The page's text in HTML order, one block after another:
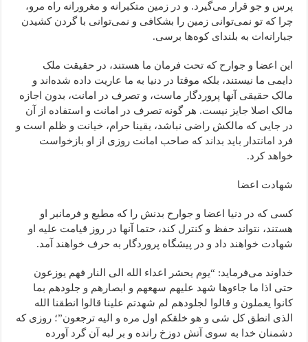
پرس و جو قرار می‌گیرد. و در زمین متکبرانه و مغرورانه راه مرو،
چرا که تو نمی‌توانی زمین را بشکافی و نمی‌توانی با گردن کشیدن
جبارانه‌ات به بلندای کوه‌ها برسی.
این اعضا و جوارح که تحت فرمان ما هستند، در حقیقت ملک
دایمی ما نیستند، بلکه موقتا در دنیا به ما عاریت داده شده‌اند و
مالک حقیقی آنها پروردگار ماست، و تصرف در امانت، بدون اجازه
مالک اصلا جایز نیست. هر گونه تصرف در امانت و استفاده از آن
در جایی که مالکش راضی نباشد، یقینا حرام، خیانت و ظلم است و
فرد امانتدار باید بداند که صاحب امانت روزی از او بازخواست
خواهد کرد.
شهادت اعضا
کسی که در دنیا اعضا و جوارح بدنش را که مطیع و فرمانبر او
هستند، نتواند حفظ و کنترل کند، حتما آنها در روز قیامت علیه او
شهادت خواهند داد و در پیشگاه پروردگار به حرف خواهند آمد.
خداوند می‌فرماید: “یوم یحشر اعداء الله الی النار فهم یوزعون
حتی اذا ما جاءوها شهد علیهم سهعهم و ابصارهم و جلودهم بما
کانوا یعملون و قالوا لجلودهم لم شهدتم علینا قالوا انطقنا الله
الذی انطق کل شی و هو خلقکم اول مره و الیه ترجعون”؛ روزی که
دشمنان خدا به سوی آتش دوزخ رانده و بر لبه آن گرد آورده